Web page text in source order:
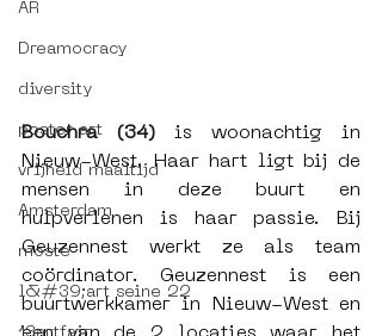
AR
Dreamocracy
diversity
poster art
vrijheid maaltijd
Amsterdam
moste
l&#39;art seine 22
Bouchra (34) is woonachtig in
Nieuw-West. Haar hart ligt bij de
mensen in deze buurt en
hulpverlenen is haar passie. Bij
Geuzennest werkt ze als team
coördinator. Geuzennest is een
buurtwerkkamer in Nieuw-West en